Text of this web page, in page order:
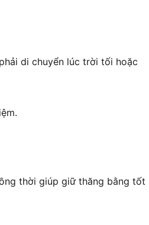
di chuyển lúc trời tối hoặc
thời giúp giữ thăng bằng tốt